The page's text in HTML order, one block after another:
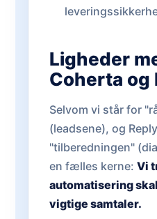
Ligheder
Coherta og
Selvom vi står for
(leadsene), og
"tilberedningen"
en fælles kerne: Vi
automatisering
vigtige samtaler.